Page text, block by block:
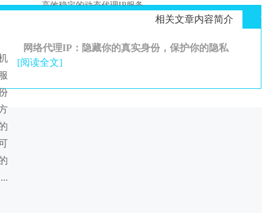
高效稳定的动态代理IP服务
相关文章内容简介
网络代理IP：隐藏你的真实身份，保护你的隐私
[阅读全文]